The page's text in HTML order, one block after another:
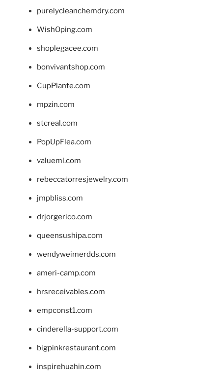
purelycleanchemdry.com
WishOping.com
shoplegacee.com
bonvivantshop.com
CupPlante.com
mpzin.com
stcreal.com
PopUpFlea.com
valueml.com
rebeccatorresjewelry.com
jmpbliss.com
drjorgerico.com
queensushipa.com
wendyweimerdds.com
ameri-camp.com
hrsreceivables.com
empconst1.com
cinderella-support.com
bigpinkrestaurant.com
inspirehuahin.com